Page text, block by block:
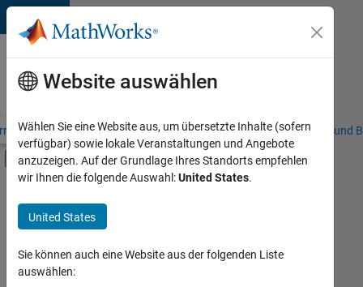
Weiter zum Inhalt
Karriere
bei
MathWorks
– Übersicht Stellensuche Niederlassungen Studierende und
Umschaltung für Off-Canvas-
Hauptinhalt
Commercial Sales
Education Sales
Inside Sales
Sales Operations
+5
Website auswählen
Wählen Sie eine Website aus, um übersetzte Inhalte (sofern
verfügbar) sowie lokale Veranstaltungen und Angebote
anzuzeigen. Auf der Grundlage Ihres Standorts empfehlen
wir Ihnen die folgende Auswahl:United States.
United States
Sie können auch eine Website aus der folgenden Liste
auswählen: